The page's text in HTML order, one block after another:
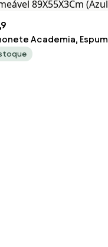
Academia,
89X55X3Cm